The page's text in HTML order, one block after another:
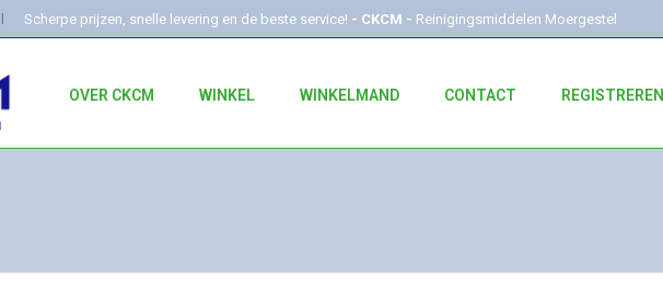
Scherpe prijzen, snelle levering en de beste service! - CKCM - Reinigingsmiddelen Moergestel
OVER CKCM WINKEL WINKELMAND CONTACT REGISTREREN